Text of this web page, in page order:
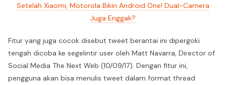
Setelah Xiaomi, Motorola Bikin Android One! Dual-Camera
Juga Enggak?
Fitur yang juga cocok disebut tweet berantai ini dipergoki
tengah dicoba ke segelintir user oleh Matt Navarra, Director of
Social Media The Next Web (10/09/17). Dengan fitur ini,
pengguna akan bisa menulis tweet dalam format thread